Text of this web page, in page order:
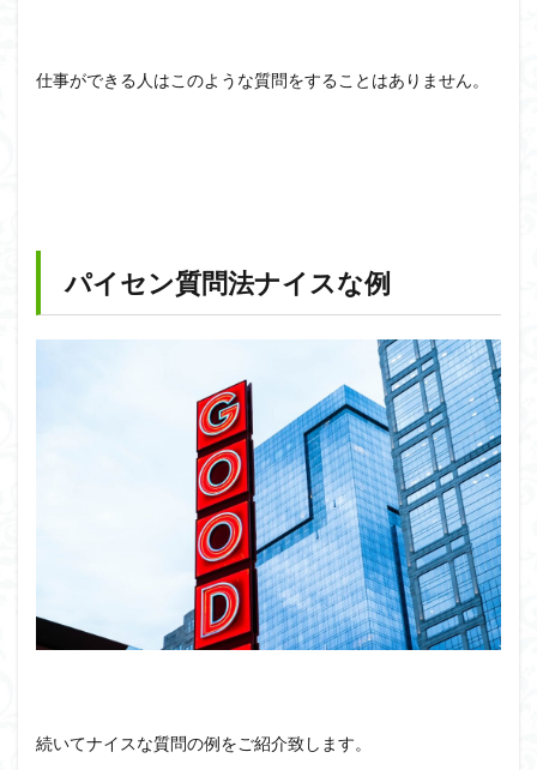
仕事ができる人はこのような質問をすることはありません。
パイセン質問法ナイスな例
続いてナイスな質問の例をご紹介致します。